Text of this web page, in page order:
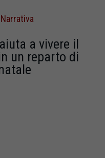
a vivere il
un reparto di